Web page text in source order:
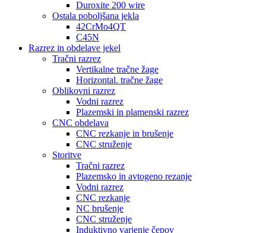
Duroxite 200 wire
Ostala poboljšana jekla
42CrMo4QT
C45N
Razrez in obdelave jekel
Tračni razrez
Vertikalne tračne žage
Horizontal. tračne žage
Oblikovni razrez
Vodni razrez
Plazemski in plamenski razrez
CNC obdelava
CNC rezkanje in brušenje
CNC struženje
Storitve
Tračni razrez
Plazemsko in avtogeno rezanje
Vodni razrez
CNC rezkanje
NC brušenje
CNC struženje
Induktivno varjenje čepov